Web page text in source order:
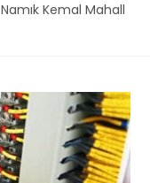
Namık Kemal Mahall